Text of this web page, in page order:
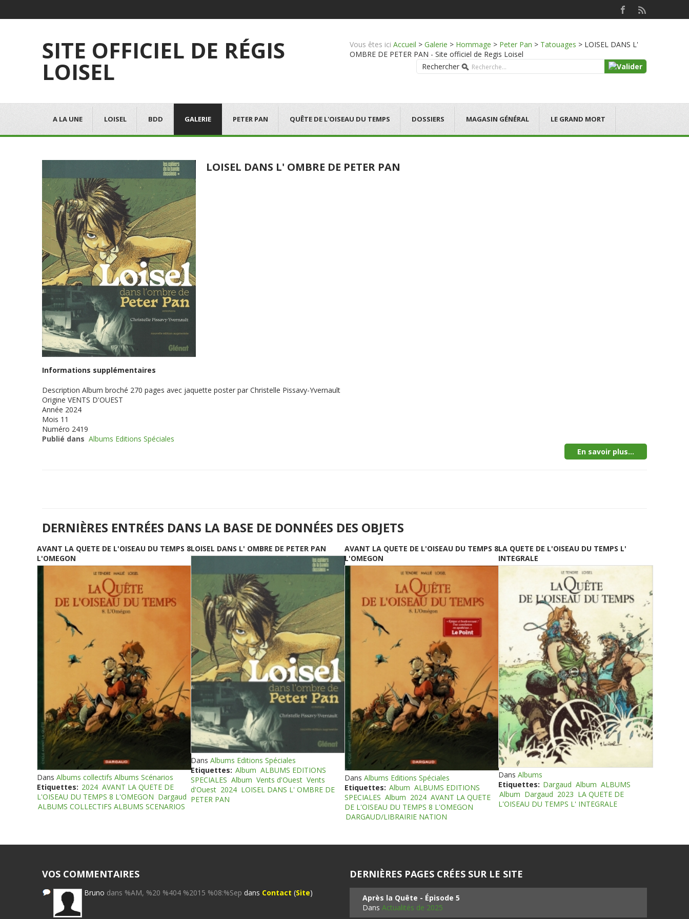
SITE OFFICIEL DE RÉGIS
LOISEL
Vous êtes ici Accueil > Galerie > Hommage > Peter Pan > Tatouages > LOISEL DANS L'
OMBRE DE PETER PAN - Site officiel de Regis Loisel
Rechercher
A LA UNE LOISEL BDD GALERIE PETER PAN QUÊTE DE L'OISEAU DU TEMPS DOSSIERS MAGASIN GÉNÉRAL LE GRAND MORT
LOISEL DANS L' OMBRE DE PETER PAN
Informations supplémentaires
Description Album broché 270 pages avec jaquette poster par Christelle Pissavy-Yvernault
Origine VENTS D'OUEST
Année 2024
Mois 11
Numéro 2419
Publié dans Albums Editions Spéciales
En savoir plus...
DERNIÈRES ENTRÉES DANS LA BASE DE DONNÉES DES OBJETS
AVANT LA QUETE DE L'OISEAU DU TEMPS 8
L'OMEGON
Dans Albums collectifs Albums Scénarios
Etiquettes: 2024 AVANT LA QUETE DE
L'OISEAU DU TEMPS 8 L'OMEGON Dargaud
ALBUMS COLLECTIFS ALBUMS SCENARIOS
LOISEL DANS L' OMBRE DE PETER PAN
Dans Albums Editions Spéciales
Etiquettes: Album ALBUMS EDITIONS
SPECIALES Album Vents d'Ouest Vents
d'Ouest 2024 LOISEL DANS L' OMBRE DE
PETER PAN
AVANT LA QUETE DE L'OISEAU DU TEMPS 8
L'OMEGON
Dans Albums Editions Spéciales
Etiquettes: Album ALBUMS EDITIONS
SPECIALES Album 2024 AVANT LA QUETE
DE L'OISEAU DU TEMPS 8 L'OMEGON
DARGAUD/LIBRAIRIE NATION
LA QUETE DE L'OISEAU DU TEMPS L'
INTEGRALE
Dans Albums
Etiquettes: Dargaud Album ALBUMS
Album Dargaud 2023 LA QUETE DE
L'OISEAU DU TEMPS L' INTEGRALE
VOS COMMENTAIRES
Bruno dans %AM, %20 %404 %2015 %08:%Sep dans Contact (Site)
DERNIÈRES PAGES CRÉES SUR LE SITE
Après la Quête - Épisode 5
Dans Actualités de 2025